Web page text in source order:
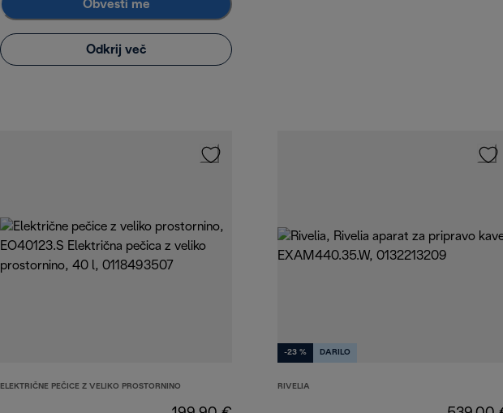
Obvesti me
Odkrij več
ELEKTRIČNE PEČICE Z VELIKO PROSTORNINO
-23 % DARILO
RIVELIA